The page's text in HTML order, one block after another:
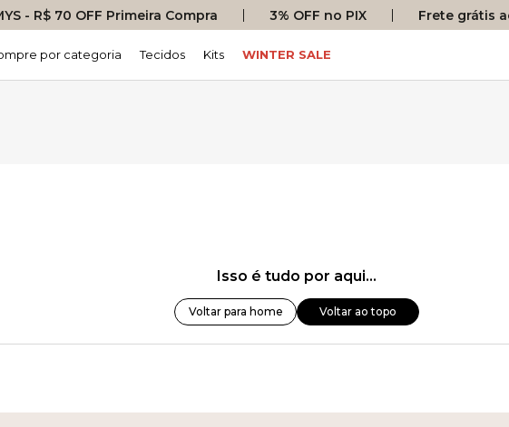
- R$ 70 OFF Primeira Compra 3% OFF no PIX Frete grátis
por categoria Tecidos Kits WINTER SALE
Isso é tudo por aqui...
Voltar para home Voltar ao topo